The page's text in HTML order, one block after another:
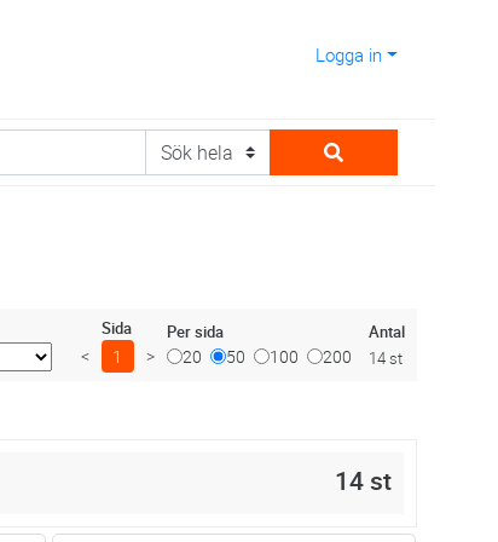
Logga in
Sida
< 1 >
Per sida
20 50 100 200
Antal
14 st
14 st